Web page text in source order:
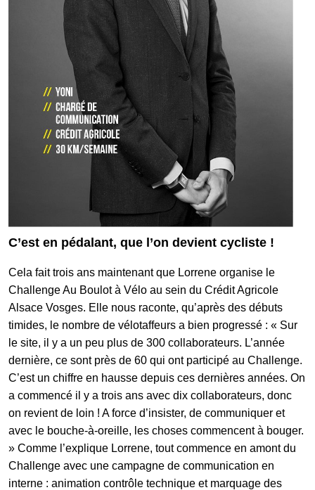
C’est en pédalant, que l’on devient cycliste !
Cela fait trois ans maintenant que Lorrene organise le
Challenge Au Boulot à Vélo au sein du Crédit Agricole
Alsace Vosges. Elle nous raconte, qu’après des débuts
timides, le nombre de vélotaffeurs a bien progressé : « Sur
le site, il y a un peu plus de 300 collaborateurs. L’année
dernière, ce sont près de 60 qui ont participé au Challenge.
C’est un chiffre en hausse depuis ces dernières années. On
a commencé il y a trois ans avec dix collaborateurs, donc
on revient de loin ! A force d’insister, de communiquer et
avec le bouche-à-oreille, les choses commencent à bouger.
» Comme l’explique Lorrene, tout commence en amont du
Challenge avec une campagne de communication en
interne : animation contrôle technique et marquage des